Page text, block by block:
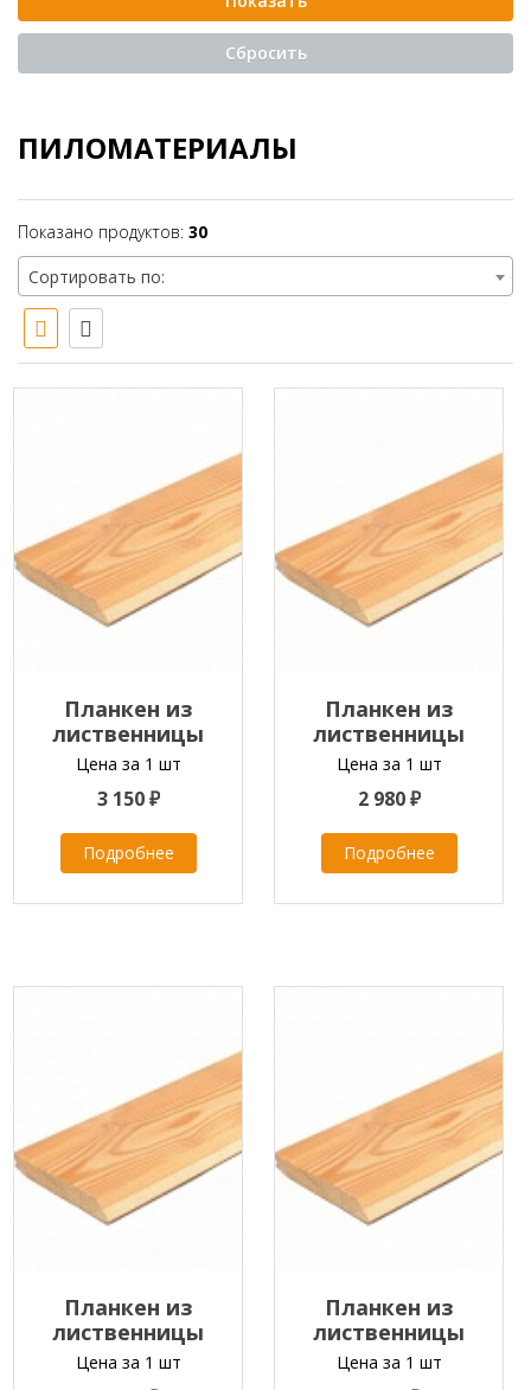
ПИЛОМАТЕРИАЛЫ
Показано продуктов: 30
Сортировать по:
Планкен из
лиственницы
скошенный
20x165x2000-6000 мм
класс ЭКСТРА
Цена за 1 шт
3 150 ₽
Подробнее
Планкен из
лиственницы
скошенный
20x165x2000-6000 мм
класс ПРИМА
Цена за 1 шт
2 980 ₽
Подробнее
Планкен из
лиственницы
скошенный
20x165x2000-6000 мм
Цена за 1 шт
Планкен из
лиственницы
скошенный
20x165x2000-6000 мм
Цена за 1 шт